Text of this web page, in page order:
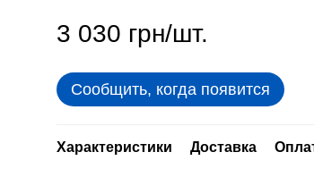
3 030 грн/шт.
Сообщить, когда появится
Характеристики Доставка